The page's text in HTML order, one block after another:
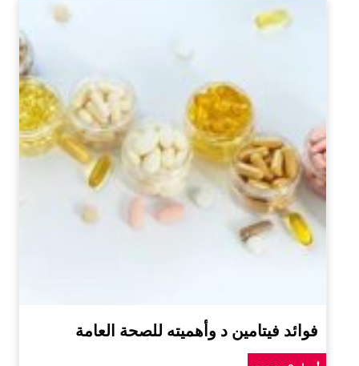
فوائد فيتامين د وأهميته للصحة العامة